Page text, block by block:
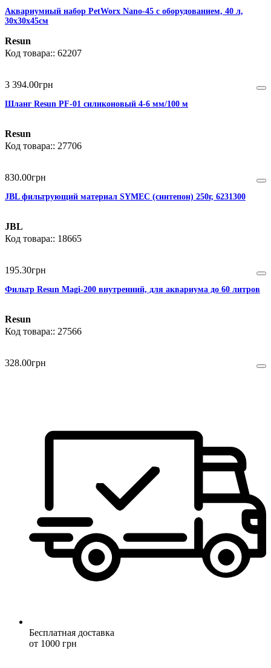
Аквариумный набор PetWorx Nano-45 с оборудованием, 40 л,
30х30х45см
Resun
62207
3 394.00грн
Шланг Resun PF-01 силиконовый 4-6 мм/100 м
Resun
27706
830.00грн
JBL фильтрующий материал SYMEC (cинтепон) 250г, 6231300
JBL
18665
195.30грн
Фильтр Resun Magi-200 внутренний, для аквариума до 60 литров
Resun
27566
328.00грн
Бесплатная доставка
от 1000 грн